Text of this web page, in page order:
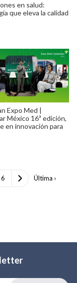
en salud:
que eleva la calidad
Expo Med |
México 16ª edición,
en innovación para
6 Última ›